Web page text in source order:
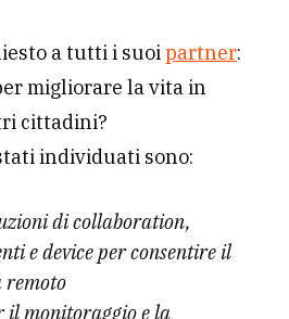
a tutti i suoipartner:
migliorare la vita in
cittadini?
individuati sono:
di collaboration,
e device per consentire il
remoto
il monitoraggio e la